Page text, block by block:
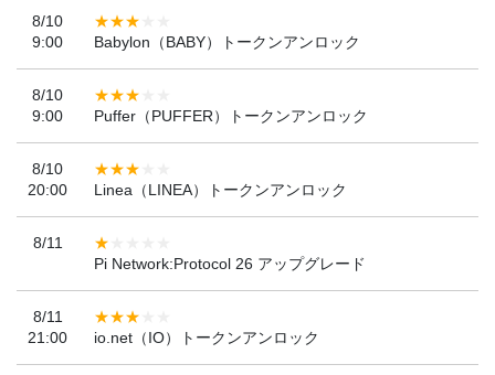
8/10
9:00
Babylon（BABY）トークンアンロック
8/10
9:00
Puffer（PUFFER）トークンアンロック
8/10
20:00
Linea（LINEA）トークンアンロック
8/11
Pi Network:Protocol 26 アップグレード
8/11
21:00
io.net（IO）トークンアンロック